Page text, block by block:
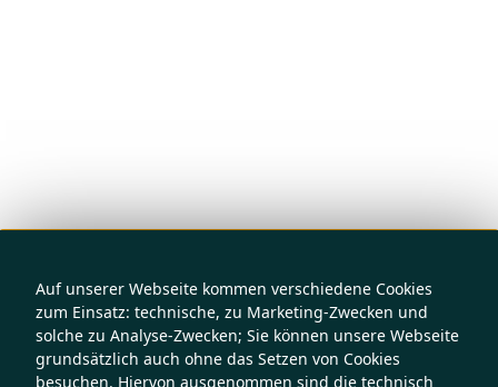
Auf unserer Webseite kommen verschiedene Cookies
zum Einsatz: technische, zu Marketing-Zwecken und
solche zu Analyse-Zwecken; Sie können unsere Webseite
grundsätzlich auch ohne das Setzen von Cookies
besuchen. Hiervon ausgenommen sind die technisch